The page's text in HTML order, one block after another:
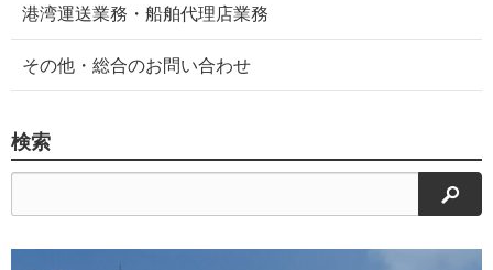
港湾運送業務・船舶代理店業務
その他・総合のお問い合わせ
検索
検索